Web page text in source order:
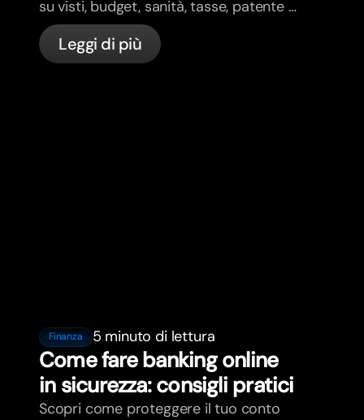
su visti, budget, sanità, tasse, patente e
servizi bancari per expat in Francia con
bunq.Leggi di più
Finanza 5 minuto di lettura
Come fare banking online
in sicurezza: consigli pratici
Scopri come proteggere il tuo conto